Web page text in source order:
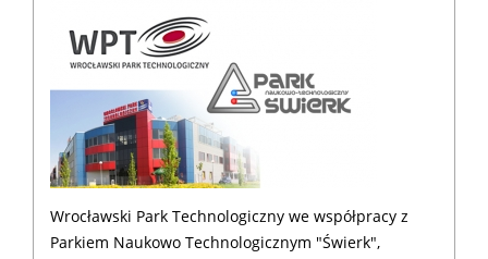
Wrocławski Park Technologiczny we współpracy z
Parkiem Naukowo Technologicznym "Świerk",